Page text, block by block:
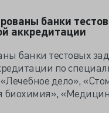
банки
аккредитации
банки тестовых
по
дело»,
биохимия»,